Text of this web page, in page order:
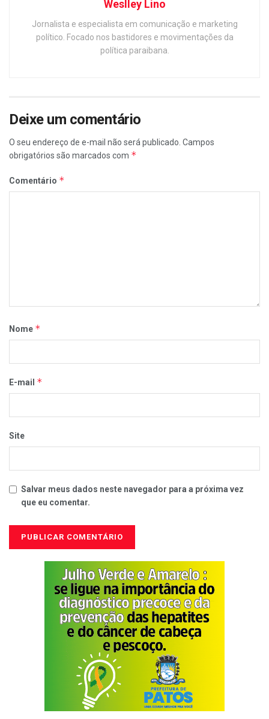
Weslley Lino
Jornalista e especialista em comunicação e marketing
político. Focado nos bastidores e movimentações da
política paraibana.
Deixe um comentário
O seu endereço de e-mail não será publicado. Campos
obrigatórios são marcados com *
Comentário *
Nome *
E-mail *
Site
Salvar meus dados neste navegador para a próxima vez
que eu comentar.